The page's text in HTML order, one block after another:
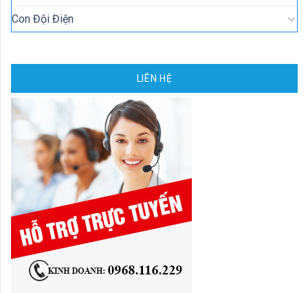
Con Đội Điện
LIÊN HỆ